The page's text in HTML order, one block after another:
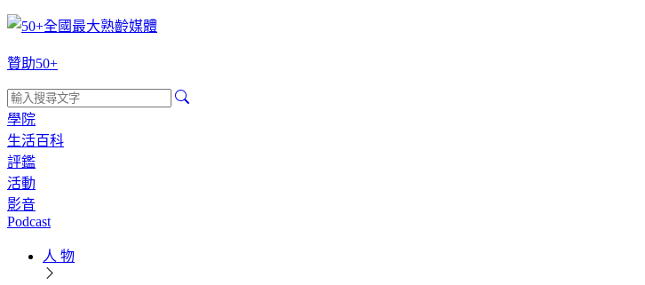
贊助50+
學院
生活百科
評鑑
活動
影音
Podcast
人 物